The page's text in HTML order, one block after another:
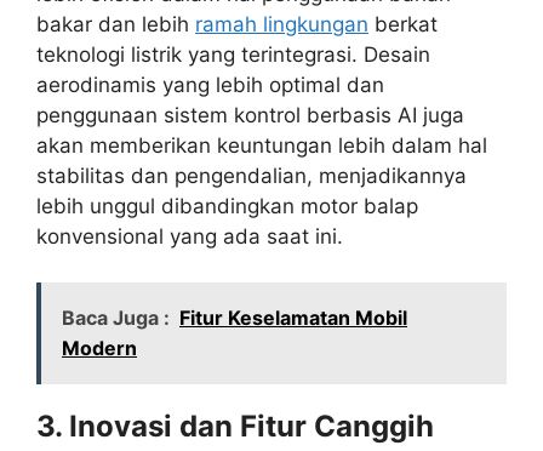
bakar dan lebih ramah lingkungan berkat
teknologi listrik yang terintegrasi. Desain
aerodinamis yang lebih optimal dan
penggunaan sistem kontrol berbasis AI juga
akan memberikan keuntungan lebih dalam hal
stabilitas dan pengendalian, menjadikannya
lebih unggul dibandingkan motor balap
konvensional yang ada saat ini.
Baca Juga : Fitur Keselamatan Mobil
Modern
3. Inovasi dan Fitur Canggih